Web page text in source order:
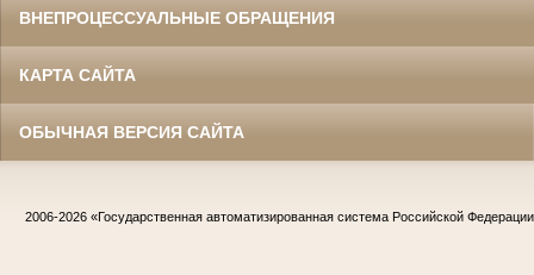
ВНЕПРОЦЕССУАЛЬНЫЕ ОБРАЩЕНИЯ
КАРТА САЙТА
ОБЫЧНАЯ ВЕРСИЯ САЙТА
2006-2026 «Государственная автоматизированная система Российской